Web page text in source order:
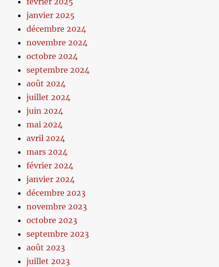
janvier 2025
décembre 2024
novembre 2024
octobre 2024
septembre 2024
août 2024
juillet 2024
juin 2024
mai 2024
avril 2024
mars 2024
février 2024
janvier 2024
décembre 2023
novembre 2023
octobre 2023
septembre 2023
août 2023
juillet 2023